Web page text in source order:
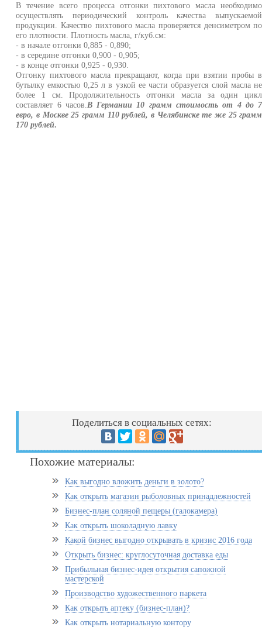
В течение всего процесса отгонки пихтового масла необходимо
осуществлять периодический контроль качества выпускаемой
продукции. Качество пихтового масла проверяется денсиметром по
его плотности. Плотность масла, г/куб.см:
- в начале отгонки 0,885 - 0,890;
- в середине отгонки 0,900 - 0,905;
- в конце отгонки 0,925 - 0,930.
Отгонку пихтового масла прекращают, когда при взятии пробы в
бутылку емкостью 0,25 л в узкой ее части образуется слой масла не
более 1 см. Продолжительность отгонки масла за один цикл
составляет 6 часов. В Германии 10 грамм стоимость от 4 до 7
евро, в Москве 25 грамм 110 рублей, в Челябинске те же 25 грамм
170 рублей.
Поделиться в социальных сетях:
Похожие материалы:
Как выгодно вложить деньги в золото?
Как открыть магазин рыболовных принадлежностей
Бизнес-план соляной пещеры (галокамера)
Как открыть шоколадную лавку
Какой бизнес выгодно открывать в кризис 2016 года
Открыть бизнес: круглосуточная доставка еды
Прибыльная бизнес-идея открытия сапожной
мастерской
Производство художественного паркета
Как открыть аптеку (бизнес-план)?
Как открыть нотариальную контору